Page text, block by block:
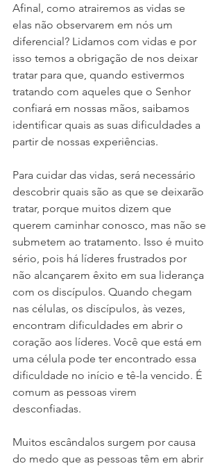
Afinal, como atrairemos as vidas se
elas não observarem em nós um
diferencial? Lidamos com vidas e por
isso temos a obrigação de nos deixar
tratar para que, quando estivermos
tratando com aqueles que o Senhor
confiará em nossas mãos, saibamos
identificar quais as suas dificuldades a
partir de nossas experiências.
Para cuidar das vidas, será necessário
descobrir quais são as que se deixarão
tratar, porque muitos dizem que
querem caminhar conosco, mas não se
submetem ao tratamento. Isso é muito
sério, pois há líderes frustrados por
não alcançarem êxito em sua liderança
com os discípulos. Quando chegam
nas células, os discípulos, às vezes,
encontram dificuldades em abrir o
coração aos líderes. Você que está em
uma célula pode ter encontrado essa
dificuldade no início e tê-la vencido. É
comum as pessoas virem
desconfiadas.
Muitos escândalos surgem por causa
do medo que as pessoas têm em abrir